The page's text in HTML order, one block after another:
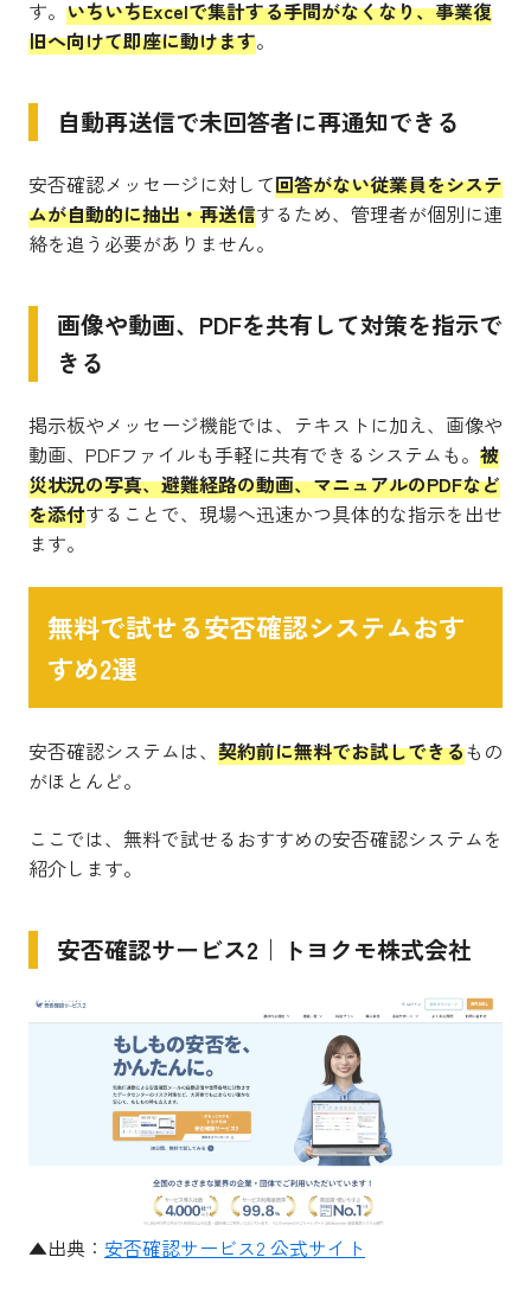
す。 いちいちExcelで集計する手間がなくなり、事業復
旧へ向けて即座に動けます。
自動再送信で未回答者に再通知できる
安否確認メッセージに対して回答がない従業員をシステ
ムが自動的に抽出・再送信するため、管理者が個別に連
絡を追う必要がありません。
画像や動画、PDFを共有して対策を指示で
きる
掲示板やメッセージ機能では、テキストに加え、画像や
動画、PDFファイルも手軽に共有できるシステムも。 被
災状況の写真、避難経路の動画、マニュアルのPDFなど
を添付することで、現場へ迅速かつ具体的な指示を出せ
ます。
無料で試せる安否確認システムおす
すめ2選
安否確認システムは、 契約前に無料でお試しできるもの
がほとんど。
ここでは、無料で試せるおすすめの安否確認システムを
紹介します。
安否確認サービス2｜トヨクモ株式会社
▲出典： 安否確認サービス2 公式サイト